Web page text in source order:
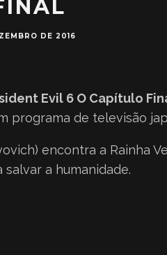
DE 2016
Evil 6 O Capítulo
programa de televisão
encontra a Rainha
a humanidade.